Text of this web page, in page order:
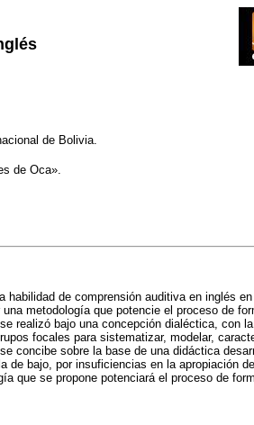
de Bolivia.
de Oca».
de comprensión auditiva en inglés
metodología que potencie el proceso de
realizó bajo una concepción dialéctica, con
focales para sistematizar, modelar,
sobre la base de una didáctica
bajo, por insuficiencias en la apropiación
que se propone potenciará el proceso de